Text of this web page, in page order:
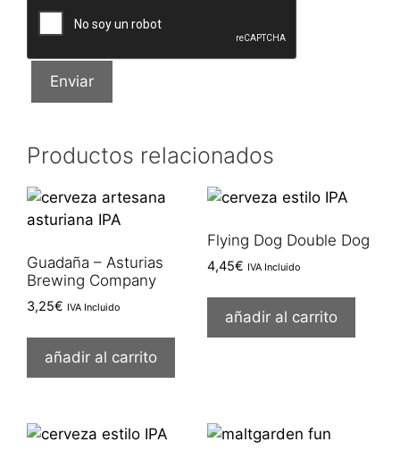
Productos relacionados
Guadaña – Asturias
Brewing Company
3,25€ IVA Incluido
añadir al carrito
Flying Dog Double Dog
4,45€ IVA Incluido
añadir al carrito